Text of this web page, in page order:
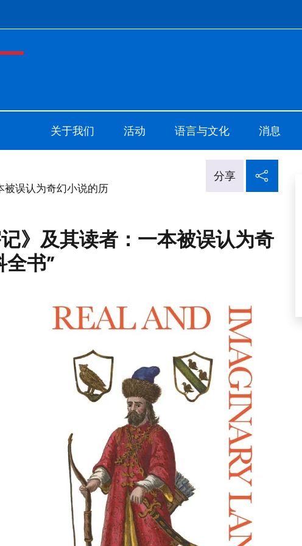
关于我们
活动 语言与文化 消息
被误认为奇幻小说的历
分享
》及其读者：一本被误认为奇
书”